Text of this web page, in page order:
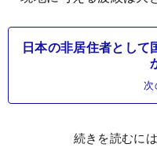
日本の非居住者とし
次
続きを読むに